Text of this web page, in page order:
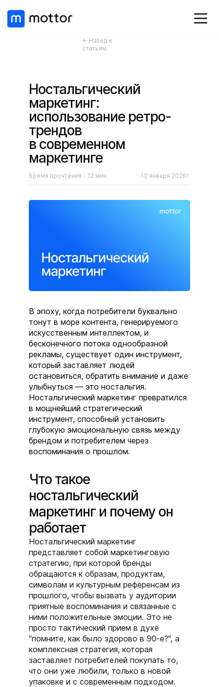
← Назад к
статьям
Ностальгический
маркетинг:
использование ретро-
трендов
в современном
маркетинге
Время прочтения - 12 мин. 10 января 2026г.
В эпоху, когда потребители буквально
тонут в море контента, генерируемого
искусственным интеллектом, и
бесконечного потока однообразной
рекламы, существует один инструмент,
который заставляет людей
остановиться, обратить внимание и даже
улыбнуться — это ностальгия.
Ностальгический маркетинг превратился
в мощнейший стратегический
инструмент, способный установить
глубокую эмоциональную связь между
брендом и потребителем через
воспоминания о прошлом.
Что такое
ностальгический
маркетинг и почему он
работает
Ностальгический маркетинг
представляет собой маркетинговую
стратегию, при которой бренды
обращаются к образам, продуктам,
символам и культурным референсам из
прошлого, чтобы вызвать у аудитории
приятные воспоминания и связанные с
ними положительные эмоции. Это не
просто тактический прием в духе
"помните, как было здорово в 90-е?", а
комплексная стратегия, которая
заставляет потребителей покупать то,
что они уже любили, только в новой
упаковке и с современным подходом.